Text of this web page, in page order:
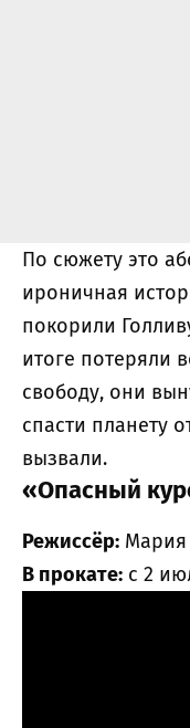
По сюжету это
ироничная
покорили
итоге потеряли
свободу, они
спасти планету
вызвали.
«Опасный
Режиссёр: Мария
В прокате: с 2